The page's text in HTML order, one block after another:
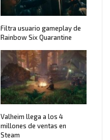
Filtra usuario gameplay de
Rainbow Six Quarantine
Valheim llega a los 4
millones de ventas en
Steam